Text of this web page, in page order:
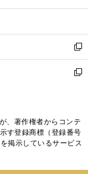
開
ウ
開
く
ン
ウ
で
開
く
ウ
ン
ド
ウ
で
し
ウ
ィ
ン
ド
く
新
し
い
ド
ウ
で
新
ィ
ン
ド
、著作権者からコンテ
す登録商標（登録番号
掲示しているサービス